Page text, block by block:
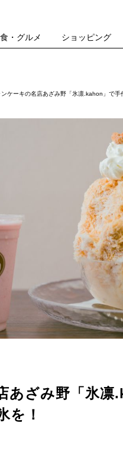
食・グルメ ショッピング
ンケーキの名店あざみ野「氷凛.kahon」で手
あざみ野「氷
を！